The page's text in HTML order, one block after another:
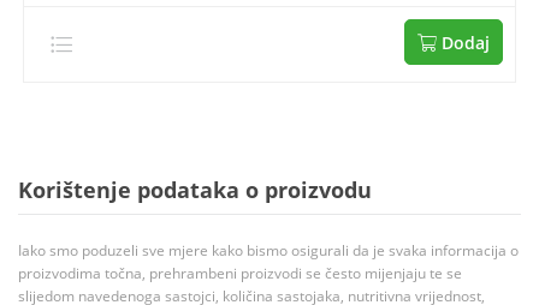
Dodaj
Korištenje podataka o proizvodu
Iako smo poduzeli sve mjere kako bismo osigurali da je svaka informacija o
proizvodima točna, prehrambeni proizvodi se često mijenjaju te se
slijedom navedenoga sastojci, količina sastojaka, nutritivna vrijednost,